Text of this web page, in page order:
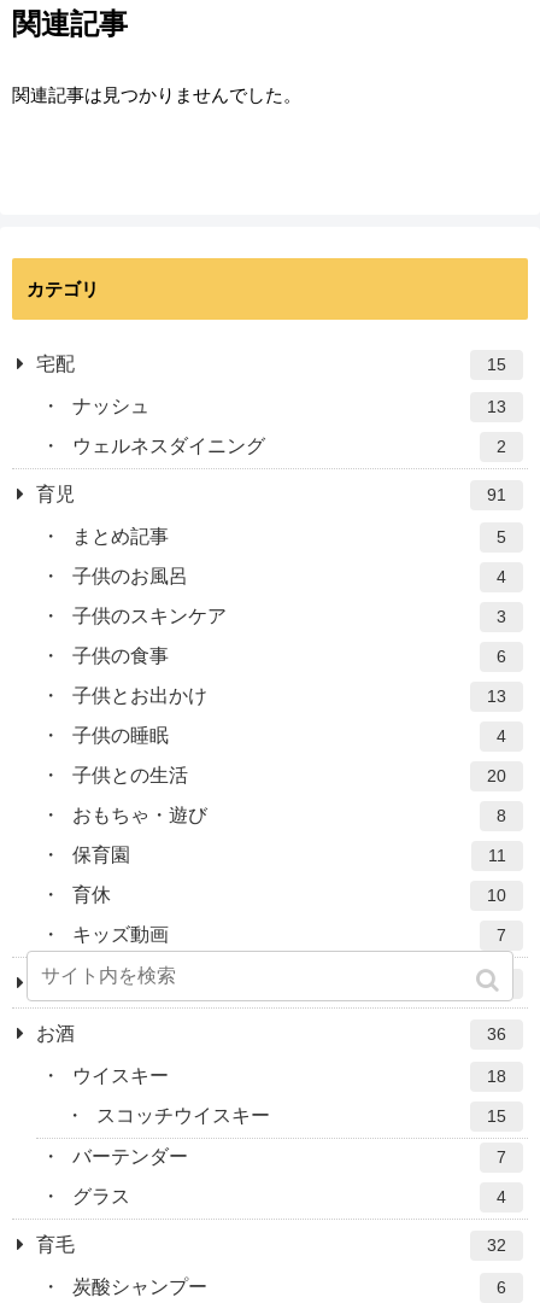
関連記事
関連記事は見つかりませんでした。
カテゴリ
宅配 15
ナッシュ 13
ウェルネスダイニング 2
育児 91
まとめ記事 5
子供のお風呂 4
子供のスキンケア 3
子供の食事 6
子供とお出かけ 13
子供の睡眠 4
子供との生活 20
おもちゃ・遊び 8
保育園 11
育休 10
キッズ動画 7
ベースフード 21
お酒 36
ウイスキー 18
スコッチウイスキー 15
バーテンダー 7
グラス 4
育毛 32
炭酸シャンプー 6